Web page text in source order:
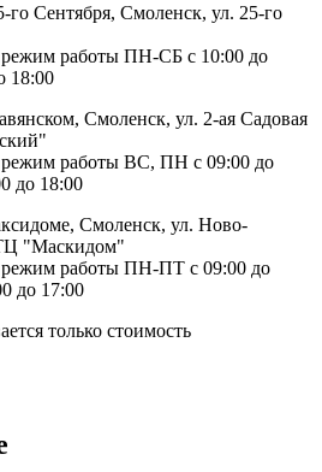
Сентября, Смоленск, ул. 25-го
режим работы ПН-СБ с 10:00 до
18:00
Смоленск, ул. 2-ая Садовая
режим работы ВС, ПН с 09:00 до
до 18:00
Смоленск, ул. Ново-
"Маскидом"
режим работы ПН-ПТ с 09:00 до
до 17:00
только стоимость